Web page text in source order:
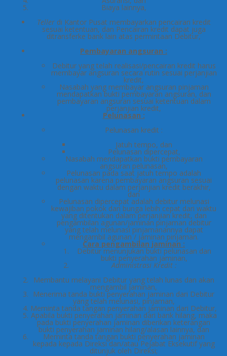
Biaya lainnya,
Tellerdi Kantor Pusat membayarkan pencairan kredit
sesuai ketentuan, dan Pencairan kredit dapat juga
ditransferke bank lain atas permintaan Debitur,
Pembayaran angsuran :
Debitur yang telah realisasi/pencairan kredit harus
membayar angsuran secara rutin sesuai perjanjian
kredit,
Nasabah yang membayar angsuran pinjaman
mendapatkan bukti pembayaran angsuran, dan
pembayaran angsuran sesuai ketentuan dalam
perjanjian kredit,
Pelunasan :
Pelunasan kredit :
Jatuh tempo, dan
Pelunasan dipercepat,
Nasabah mendapatkan bukti pembayaran
angsuran pelunasan,
Pelunasan pada saat jatuh tempo adalah
pelunasan karena pembayaran angsuran sesuai
dengan waktu dalam perjanjian kredit berakhir,
dan
Pelunasan dipercepat adalah debitur melunasi
kewajiban pokok dan bunga lebih cepat dari waktu
yang ditentukan dalam perjanjian kredit, dan
pengambilan agunan/jaminan pinjaman debitur
yang telah melunasi pinjamanannya dapat
mengambil agunan / jaminan pinjaman.
Cara pengambilan jaminan :
Debitur menunjukan bukti pelunasan dan
bukti penyerahan jaminan,
Administrasi Kredit :
Membantu melayani Debitur yang telah lunas dan akan
mengambil jaminan,
Menerima tanda bukti penyerahan jaminan dari Debitur
yang telah melunasi, pinjaman,
Meminta tanda tangan penyerahan jaminan dari Debitur,
Apabila bukti penyerahan jaminan dari bank hilang, maka
pada bukti penyerahan jaminan diberikan keterangan
bukti penyerahan jaminan hilang/alasan lainnya, dan
Meminta tanda tangan bukti penyerahan jaminan
kepada kepada Direksi dan/atau Pejabat Eksekutif yang
ditunjuk oleh Direksi;